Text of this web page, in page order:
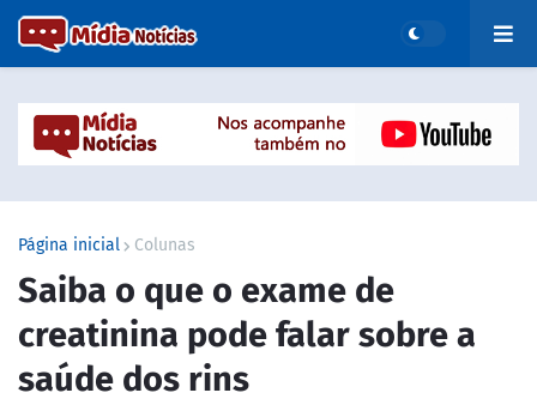
Página inicial Colunas
Saiba o que o exame de
creatinina pode falar sobre a
saúde dos rins